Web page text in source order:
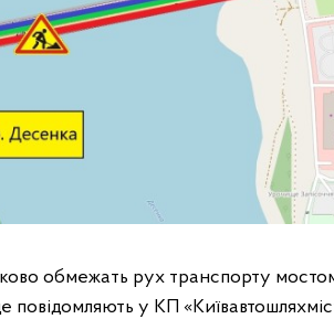
обмежать рух транспорту
у КП